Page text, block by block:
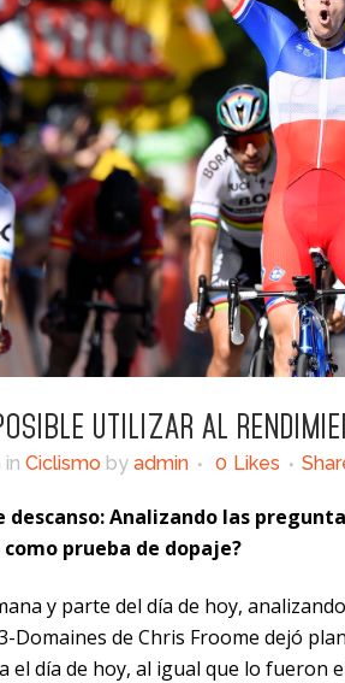
UTILIZAR AL
in Ciclismo by admin 0 Likes
descanso: Analizando las
prueba de dopaje?
y parte del día de hoy,
Domaines de Chris Froome dejó
el día de hoy, al igual que lo